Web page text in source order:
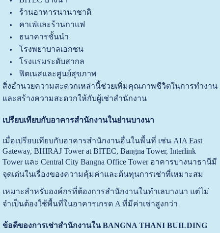
ร้านอาหารนานาชาติ
คาเฟ่และร้านกาแฟ
ธนาคารชั้นนำ
โรงพยาบาลเอกชน
โรงแรมระดับสากล
ฟิตเนสและศูนย์สุขภาพ
สิ่งอำนวยความสะดวกเหล่านี้ช่วยเพิ่มคุณภาพชีวิตในการทำงาน
และสร้างความสะดวกให้กับผู้เช่าสำนักงาน
เปรียบเทียบกับอาคารสำนักงานในย่านบางนา
เมื่อเปรียบเทียบกับอาคารสำนักงานอื่นในพื้นที่ เช่น AIA East
Gateway, BHIRAJ Tower at BITEC, Bangna Tower, Interlink
Tower และ Central City Bangna Office Tower อาคารบางนาธานีมี
จุดเด่นในเรื่องของความคุ้มค่าและต้นทุนการเช่าที่เหมาะสม
เหมาะสำหรับองค์กรที่ต้องการสำนักงานในทำเลบางนา แต่ไม่
จำเป็นต้องใช้พื้นที่ในอาคารเกรด A ที่มีค่าเช่าสูงกว่า
ข้อดีของการเช่าสำนักงานใน BANGNA THANI BUILDING